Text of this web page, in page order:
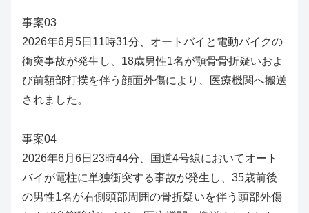
事案03
2026年6月5日11時31分、オートバイと電動バイクの
衝突事故が発生し、18歳男性1名が顎骨骨折疑いおよ
び前額部打撲を伴う顔面外傷により、医療機関へ搬送
されました。
事案04
2026年6月6日23時44分、国道4号線においてオート
バイが電柱に単独衝突する事故が発生し、35歳前後
の男性1名が右側頭部周囲の骨折疑いを伴う頭部外傷